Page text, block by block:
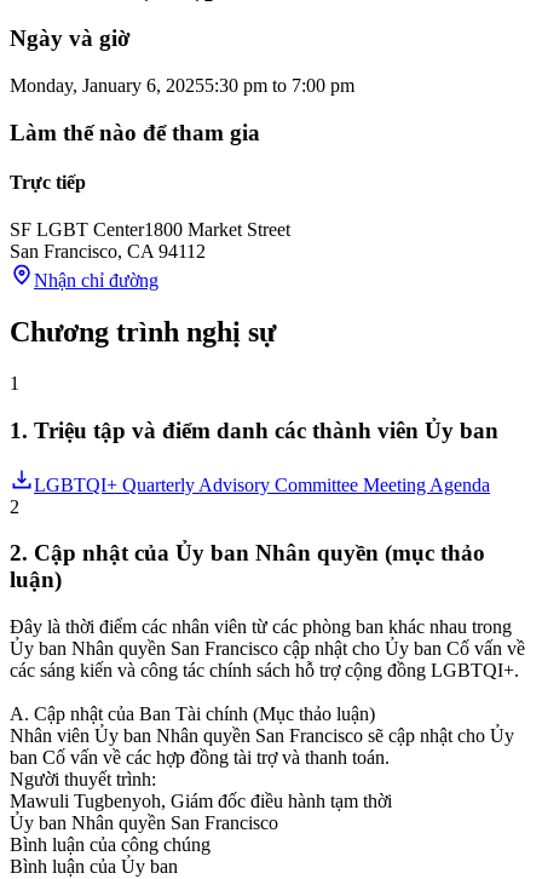
Ngày và giờ
Monday, January 6, 20255:30 pm to 7:00 pm
Làm thế nào để tham gia
Trực tiếp
SF LGBT Center1800 Market Street
San Francisco, CA 94112
Nhận chỉ đường
Chương trình nghị sự
1
1. Triệu tập và điểm danh các thành viên Ủy ban
LGBTQI+ Quarterly Advisory Committee Meeting Agenda
2
2. Cập nhật của Ủy ban Nhân quyền (mục thảo
luận)
Đây là thời điểm các nhân viên từ các phòng ban khác nhau trong
Ủy ban Nhân quyền San Francisco cập nhật cho Ủy ban Cố vấn về
các sáng kiến và công tác chính sách hỗ trợ cộng đồng LGBTQI+.
A. Cập nhật của Ban Tài chính (Mục thảo luận)
Nhân viên Ủy ban Nhân quyền San Francisco sẽ cập nhật cho Ủy
ban Cố vấn về các hợp đồng tài trợ và thanh toán.
Người thuyết trình:
Mawuli Tugbenyoh, Giám đốc điều hành tạm thời
Ủy ban Nhân quyền San Francisco
Bình luận của công chúng
Bình luận của Ủy ban